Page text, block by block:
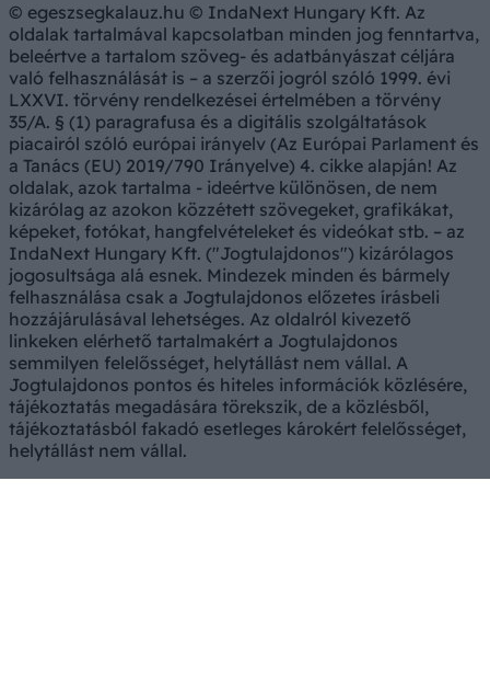
© egeszsegkalauz.hu © IndaNext Hungary Kft. Az
oldalak tartalmával kapcsolatban minden jog fenntartva,
beleértve a tartalom szöveg- és adatbányászat céljára
való felhasználását is – a szerzői jogról szóló 1999. évi
LXXVI. törvény rendelkezései értelmében a törvény
35/A. § (1) paragrafusa és a digitális szolgáltatások
piacairól szóló európai irányelv (Az Európai Parlament és
a Tanács (EU) 2019/790 Irányelve) 4. cikke alapján! Az
oldalak, azok tartalma - ideértve különösen, de nem
kizárólag az azokon közzétett szövegeket, grafikákat,
képeket, fotókat, hangfelvételeket és videókat stb. – az
IndaNext Hungary Kft. ("Jogtulajdonos") kizárólagos
jogosultsága alá esnek. Mindezek minden és bármely
felhasználása csak a Jogtulajdonos előzetes írásbeli
hozzájárulásával lehetséges. Az oldalról kivezető
linkeken elérhető tartalmakért a Jogtulajdonos
semmilyen felelősséget, helytállást nem vállal. A
Jogtulajdonos pontos és hiteles információk közlésére,
tájékoztatás megadására törekszik, de a közlésből,
tájékoztatásból fakadó esetleges károkért felelősséget,
helytállást nem vállal.